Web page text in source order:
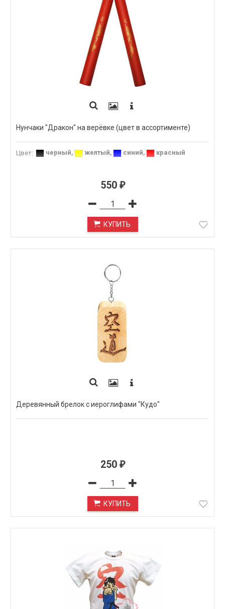
Нунчаки "Дракон" на верёвке (цвет в ассортименте)
Цвет: черный, желтый, синий, красный
550 ₽
КУПИТЬ
Деревянный брелок с иероглифами "Кудо"
250 ₽
КУПИТЬ